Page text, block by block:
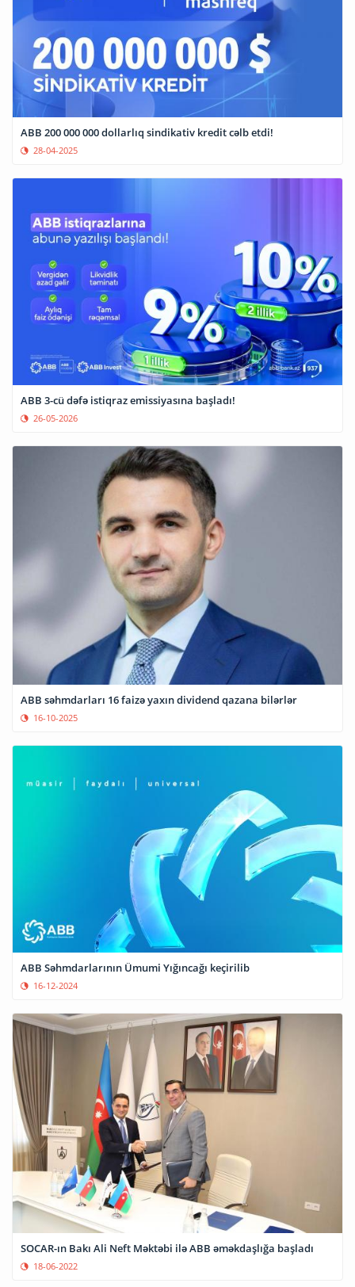
ABB 200 000 000 dollarlıq sindikativ kredit cəlb etdi!
28-04-2025
ABB 3-cü dəfə istiqraz emissiyasına başladı!
26-05-2026
ABB səhmdarları 16 faizə yaxın dividend qazana bilərlər
16-10-2025
ABB Səhmdarlarının Ümumi Yığıncağı keçirilib
16-12-2024
SOCAR-ın Bakı Ali Neft Məktəbi ilə ABB əməkdaşlığa başladı
18-06-2022